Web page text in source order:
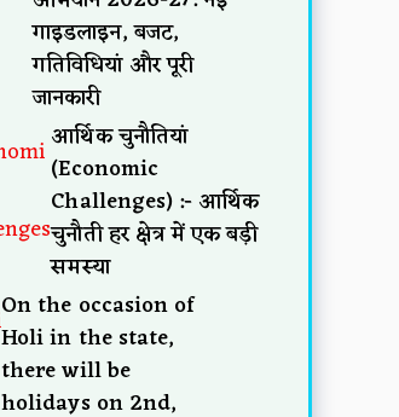
गाइडलाइन, बजट,
गतिविधियां और पूरी
जानकारी
आर्थिक चुनौतियां
(Economic
Challenges) :- आर्थिक
चुनौती हर क्षेत्र में एक बड़ी
समस्या
On the occasion of
Holi in the state,
there will be
holidays on 2nd,